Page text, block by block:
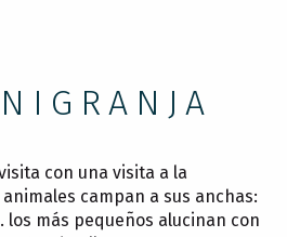
con una visita a la
campan a sus anchas:
los más pequeños alucinan con